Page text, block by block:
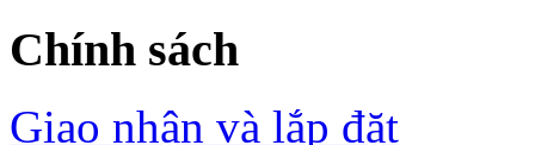
Chính sách
Giao nhận và lắp đặt